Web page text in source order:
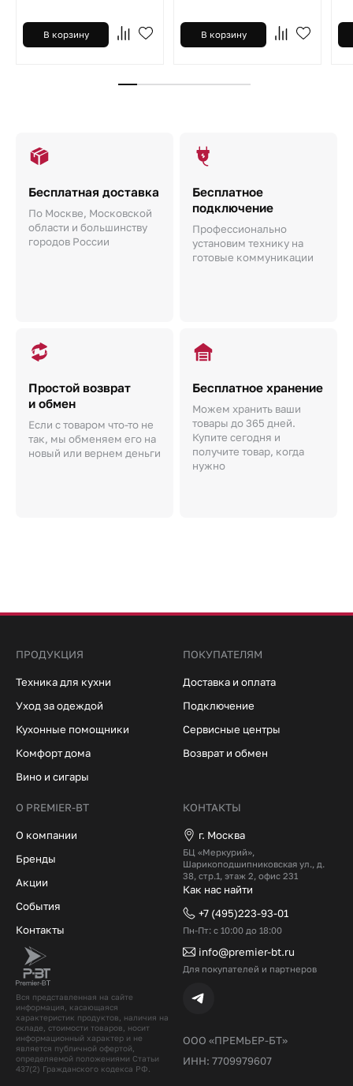
В корзину В корзину
Бесплатная доставка
По Москве, Московской
области и большинству
городов России
Бесплатное
подключение
Профессионально
установим технику на
готовые коммуникации
Простой возврат
и обмен
Если с товаром что-то не
так, мы обменяем его на
новый или вернем деньги
Бесплатное хранение
Можем хранить ваши
товары до 365 дней.
Купите сегодня и
получите товар, когда
нужно
Вся представленная на сайте
информация, касающаяся
характеристик продуктов, наличия на
складе, стоимости товаров, носит
информационный характер и не
является публичной офертой,
определяемой положениями Статьи
437(2) Гражданского кодекcа РФ.
ООО «ПРЕМЬЕР-БТ»
ИНН: 7709979607
ПРОДУКЦИЯ
Техника для кухни
Уход за одеждой
Кухонные помощники
Комфорт дома
Вино и сигары
ПОКУПАТЕЛЯМ
Доставка и оплата
Подключение
Сервисные центры
Возврат и обмен
О PREMIER-BT
О компании
Бренды
Акции
События
Контакты
КОНТАКТЫ
г. Москва
БЦ «Меркурий»,
Шарикоподшипниковская ул., д.
38, стр.1, этаж 2, офис 231
Как нас найти
+7 (495)223-93-01
Пн-Пт: с 10:00 до 18:00
info@premier-bt.ru
Для покупателей и партнеров